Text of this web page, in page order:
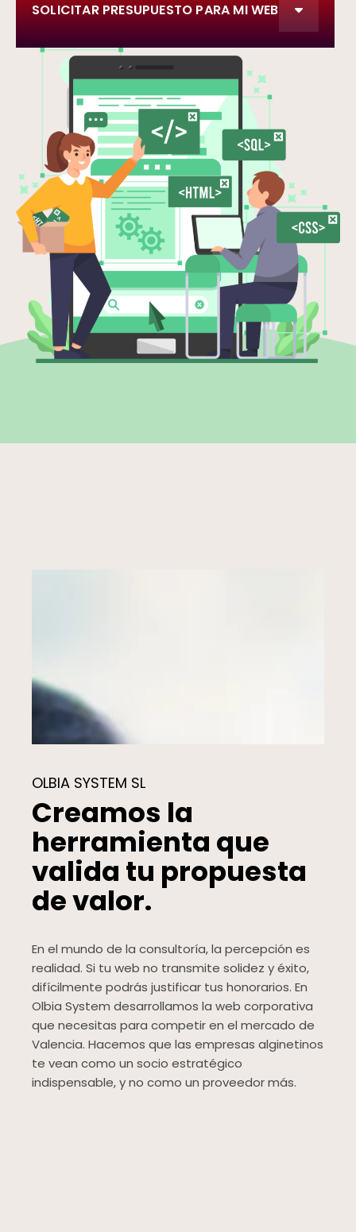
SOLICITAR PRESUPUESTO PARA MI WEB
OLBIA SYSTEM SL
Creamos la
herramienta que
valida tu propuesta
de valor.
En el mundo de la consultoría, la percepción es
realidad. Si tu web no transmite solidez y éxito,
difícilmente podrás justificar tus honorarios. En
Olbia System desarrollamos la web corporativa
que necesitas para competir en el mercado de
Valencia. Hacemos que las empresas alginetinos
te vean como un socio estratégico
indispensable, y no como un proveedor más.